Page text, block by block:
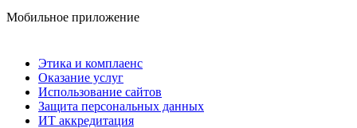
Мобильное приложение
Этика и комплаенс
Оказание услуг
Использование сайтов
Защита персональных данных
ИТ аккредитация